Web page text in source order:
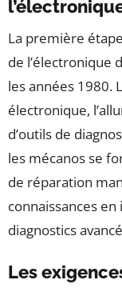
La première
de l’électronique
les années 1980.
électronique,
d’outils de
les mécanos se
de réparation
connaissances
diagnostics
Les